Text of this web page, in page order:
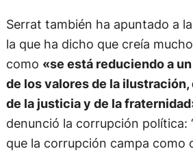
Serrat también ha apuntado a
la que ha dicho que creía
como «se está reduciendo a
de los valores de la ilustración,
de la justicia y de la
denunció la corrupción política:
que la corrupción campa como